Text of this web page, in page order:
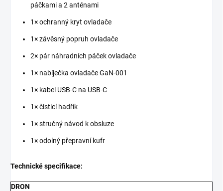
páčkami a 2 anténami
1× ochranný kryt ovladače
1× závěsný popruh ovladače
2× pár náhradních páček ovladače
1× nabíječka ovladače GaN-001
1× kabel USB-C na USB-C
1× čisticí hadřík
1× stručný návod k obsluze
1× odolný přepravní kufr
Technické specifikace:
DRON